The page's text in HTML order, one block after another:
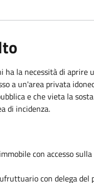
ha la necessità di aprire
a un'area privata
e che vieta la
di incidenza.
con accesso
con delega del